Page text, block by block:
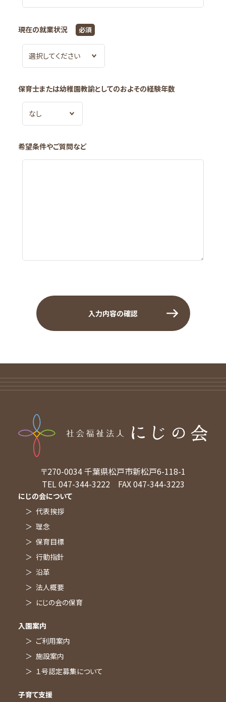
小金城趾グレース保育園 ノーチェルーム
園からのお知らせ
園だより
交通アクセス
現在の就業状況 必須
保育士または幼稚園教諭としてのおよその経験年数
希望条件やご質問など
〒270-0034千葉県松戸市新松戸6-118-1
TEL 047-344-3222
FAX 047-344-3223
にじの会について
代表挨拶
理念
保育目標
行動指針
沿革
法人概要
にじの会の保育
入園案内
ご利用案内
施設案内
１号認定募集について
子育て支援